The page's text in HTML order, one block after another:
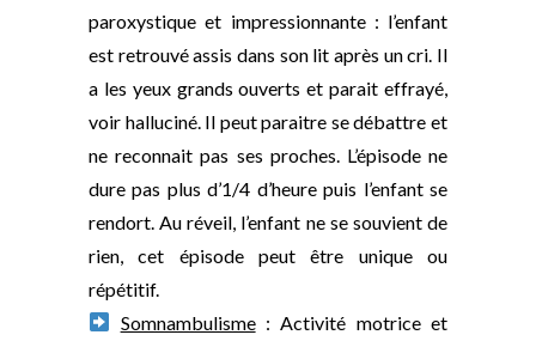
paroxystique et impressionnante : l’enfant
est retrouvé assis dans son lit après un cri. Il
a les yeux grands ouverts et parait effrayé,
voir halluciné. Il peut paraitre se débattre et
ne reconnait pas ses proches. L’épisode ne
dure pas plus d’1/4 d’heure puis l’enfant se
rendort. Au réveil, l’enfant ne se souvient de
rien, cet épisode peut être unique ou
répétitif.
Somnambulisme: Activité motrice et